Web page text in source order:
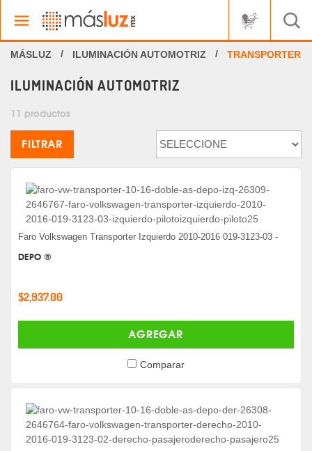
ILUMINACIÓN AUTOMOTRIZ TRANSPORTER
ILUMINACIÓN AUTOMOTRIZ
11 productos
FILTRAR
Faro Volkswagen Transporter Izquierdo 2010-2016 019-3123-03 -
DEPO ®
$2,937.00
AGREGAR
Comparar